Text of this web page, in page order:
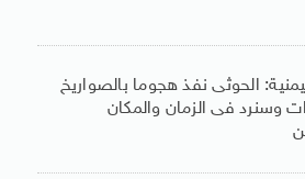
الحوثى نفذ هجوما بالصواريخ
وسنرد فى الزمان والمكان